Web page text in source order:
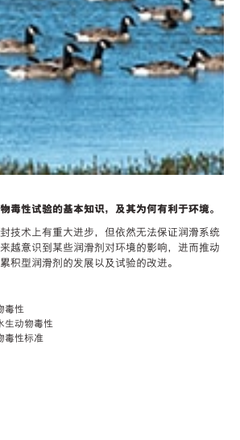
毒性试验的基本知识，及其为何有利于环境。
技术上有重大进步，但依然无法保证润滑系统
越意识到某些润滑剂对环境的影响，进而推动
积型润滑剂的发展以及试验的改进。
毒性
生动物毒性
毒性标准